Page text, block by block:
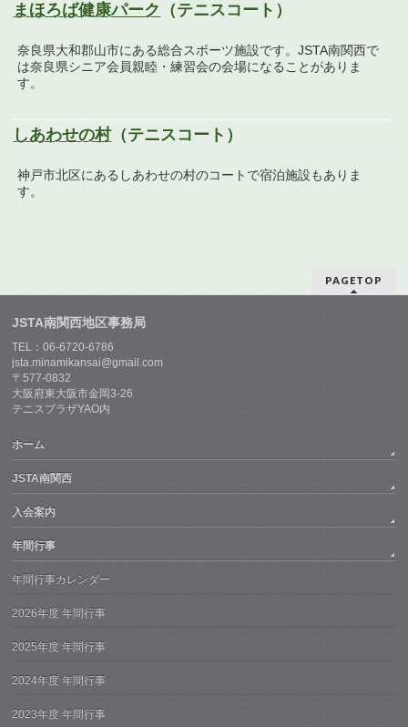
まほろば健康パーク （テニスコート）
奈良県大和郡山市にある総合スポーツ施設です。JSTA南関西で
は奈良県シニア会員親睦・練習会の会場になることがありま
す。
しあわせの村（テニスコート）
神戸市北区にあるしあわせの村のコートで宿泊施設もありま
す。
PAGETOP
JSTA南関西地区事務局
TEL：06-6720-6786
jsta.minamikansai@gmail.com
〒577-0832
大阪府東大阪市金岡3-26
テニスプラザYAO内
ホーム
JSTA南関西
入会案内
年間行事
年間行事カレンダー
2026年度 年間行事
2025年度 年間行事
2024年度 年間行事
2023年度 年間行事